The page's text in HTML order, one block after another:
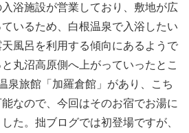
浴施設が営業しており、敷地が広
いるため、白根温泉で入浴したい
風呂を利用する傾向にあるようで
丸沼高原側へ上がっていったとこ
泉旅館「加羅倉館」があり、こち
なので、今回はそのお宿でお湯に
た。拙ブログでは初登場ですが、